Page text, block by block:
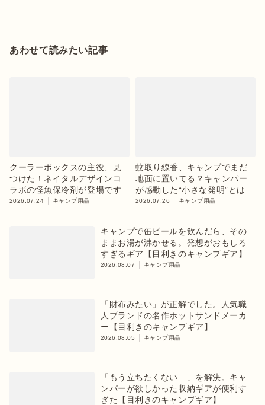
あわせて読みたい記事
クーラーボックスの主役、見
つけた！ネイタルデザインコ
ラボの怪魚保冷剤が登場です
2026.07.24 キャンプ用品
蚊取り線香、キャンプでまだ
地面に置いてる？キャンパー
が感動した“小さな発明”とは
2026.07.26 キャンプ用品
キャンプで缶ビールを飲んだら、その
ままお湯が沸かせる。発想がおもしろ
すぎるギア【目利きのキャンプギア】
2026.08.07 キャンプ用品
「財布みたい」が正解でした。人気職
人ブランドの名作ホットサンドメーカ
ー【目利きのキャンプギア】
2026.08.05 キャンプ用品
「もう立ちたくない…」を解決。キャ
ンパーが欲しかった収納ギアが便利す
ぎた【目利きのキャンプギア】